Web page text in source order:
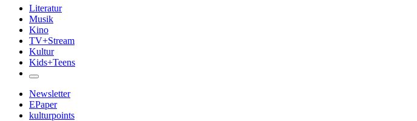
Literatur
Musik
Kino
TV+Stream
Kultur
Kids+Teens
Newsletter
EPaper
kulturpoints